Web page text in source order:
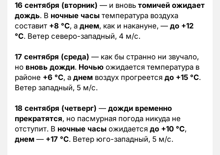
16 сентября (вторник) — и вновь томичей ожидает
дождь. В ночные часы температура воздуха
составит +8 °C, а днем, как и накануне, — до +12
°C. Ветер северо-западный, 4 м/с.
17 сентября (среда) — как бы странно ни звучало,
но вновь дожди. Ночью ожидается температура в
районе +6 °C, а днем воздух прогреется до +15 °C.
Ветер западный, 5 м/с.
18 сентября (четверг) — дожди временно
прекратятся, но пасмурная погода никуда не
отступит. В ночные часы ожидается до +10 °C,
днем — +17 °C. Ветер юго-западный, 5 м/с.